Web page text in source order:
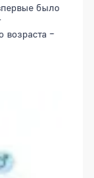
было
возраста –